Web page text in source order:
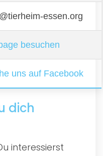
essen.org
besuchen
uns auf Facebook
dich
interessierst